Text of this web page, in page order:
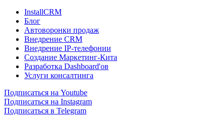
InstallCRM
Блог
Автоворонки продаж
Внедрение CRM
Внедрение IP-телефонии
Создание Маркетинг-Кита
Разработка Dashboard'ов
Услуги консалтинга
Подписаться на Youtube
Подписаться на Instagram
Подписаться в Telegram